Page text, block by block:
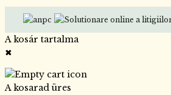
A kosár tartalma
✖
A kosarad üres